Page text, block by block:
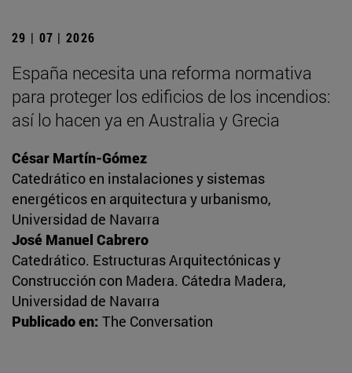
29 | 07 | 2026
España necesita una reforma normativa
para proteger los edificios de los incendios:
así lo hacen ya en Australia y Grecia
César Martín-Gómez
Catedrático en instalaciones y sistemas
energéticos en arquitectura y urbanismo,
Universidad de Navarra
José Manuel Cabrero
Catedrático. Estructuras Arquitectónicas y
Construcción con Madera. Cátedra Madera,
Universidad de Navarra
Publicado en: The Conversation